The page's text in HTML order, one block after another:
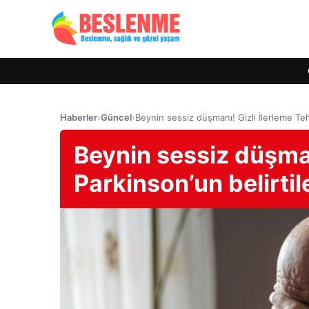
Haberler›Güncel›Beynin sessiz düşmanı! Gizli İlerleme
Beynin sessiz
Parkinson’un